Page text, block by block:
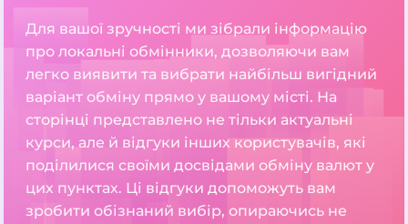
Для вашої зручності ми зібрали інформацію
про локальні обмінники, дозволяючи вам
легко виявити та вибрати найбільш вигідний
варіант обміну прямо у вашому місті. На
сторінці представлено не тільки актуальні
курси, але й відгуки інших користувачів, які
поділилися своїми досвідами обміну валют у
цих пунктах. Ці відгуки допоможуть вам
зробити обізнаний вибір, опираючись не